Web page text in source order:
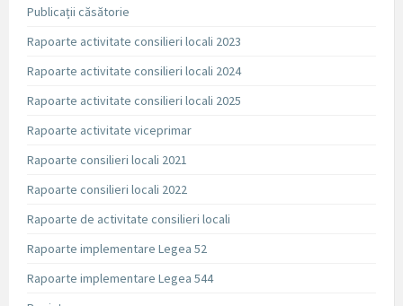
Publicații căsătorie
Rapoarte activitate consilieri locali 2023
Rapoarte activitate consilieri locali 2024
Rapoarte activitate consilieri locali 2025
Rapoarte activitate viceprimar
Rapoarte consilieri locali 2021
Rapoarte consilieri locali 2022
Rapoarte de activitate consilieri locali
Rapoarte implementare Legea 52
Rapoarte implementare Legea 544